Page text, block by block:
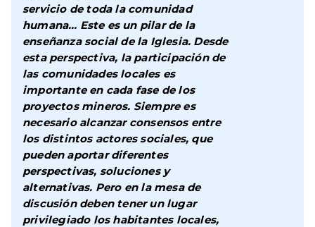
servicio de toda la comunidad
humana… Este es un pilar de la
enseñanza social de la Iglesia. Desde
esta perspectiva, la participación de
las comunidades locales es
importante en cada fase de los
proyectos mineros. Siempre es
necesario alcanzar consensos entre
los distintos actores sociales, que
pueden aportar diferentes
perspectivas, soluciones y
alternativas. Pero en la mesa de
discusión deben tener un lugar
privilegiado los habitantes locales,